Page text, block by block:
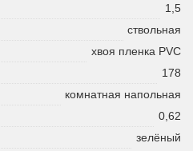
1,5
ствольная
хвоя пленка PVC
178
комнатная напольная
0,62
зелёный